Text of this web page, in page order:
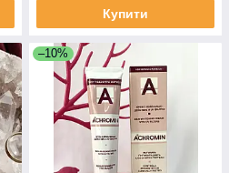
Купити
–10%